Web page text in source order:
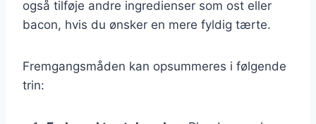
også tilføje andre ingredienser som ost eller
bacon, hvis du ønsker en mere fyldig tærte.
Fremgangsmåden kan opsummeres i følgende
trin: